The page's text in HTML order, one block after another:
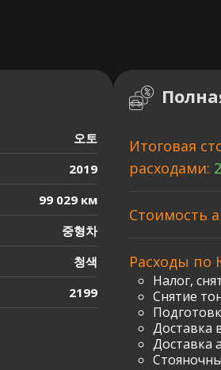
오토
2019
99 029 км
중형차
청색
2199
Итоговая
расходами:
Стоимость
Расходы
Налог,
Снятие
Доставка
Доставка